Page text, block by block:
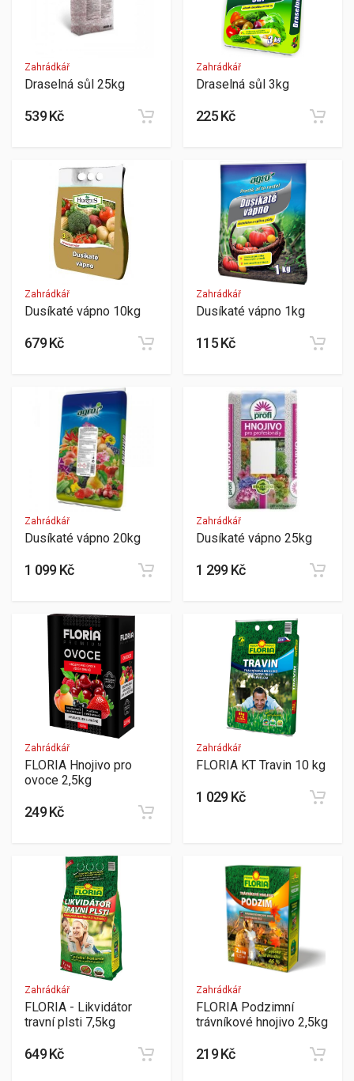
Zahrádkář
Draselná sůl 25kg
539 Kč
Zahrádkář
Draselná sůl 3kg
225 Kč
Zahrádkář
Dusíkaté vápno 10kg
679 Kč
Zahrádkář
Dusíkaté vápno 1kg
115 Kč
Zahrádkář
Dusíkaté vápno 20kg
1 099 Kč
Zahrádkář
Dusíkaté vápno 25kg
1 299 Kč
Zahrádkář
FLORIA Hnojivo pro
ovoce 2,5kg
249 Kč
Zahrádkář
FLORIA KT Travin 10 kg
1 029 Kč
Zahrádkář
FLORIA - Likvidátor
travní plsti 7,5kg
649 Kč
Zahrádkář
FLORIA Podzimní
trávníkové hnojivo 2,5kg
219 Kč